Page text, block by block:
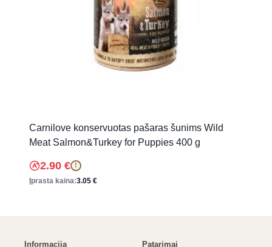
Carnilove konservuotas pašaras šunims Wild
Meat Salmon&Turkey for Puppies 400 g
2.90 € !
Įprasta kaina:3.05 €
Informacija Patarimai